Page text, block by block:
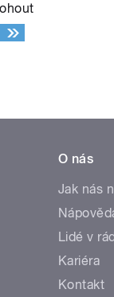
O nás
Jak nás
Lidé v
Kariéra
Kontakt